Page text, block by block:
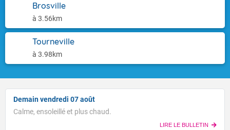
Brosville
à 3.56km
Tourneville
à 3.98km
Demain vendredi 07 août
Calme, ensoleillé et plus chaud.
LIRE LE BULLETIN